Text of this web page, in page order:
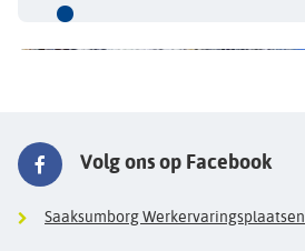
Volg ons op Facebook
Saaksumborg Werkervaringsplaatsen